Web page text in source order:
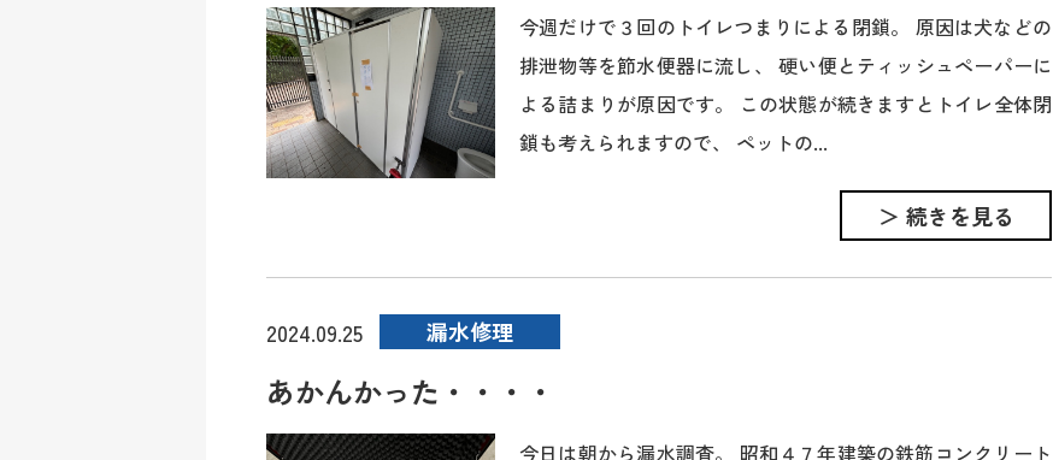
今週だけで３回のトイレつまりによる閉鎖。 原因は犬などの
排泄物等を節水便器に流し、 硬い便とティッシュペーパーに
よる詰まりが原因です。 この状態が続きますとトイレ全体閉
鎖も考えられますので、 ペットの...
＞ 続きを見る
2024.09.25 漏水修理
あかんかった・・・・
今日は朝から漏水調査。 昭和４７年建築の鉄筋コンクリート